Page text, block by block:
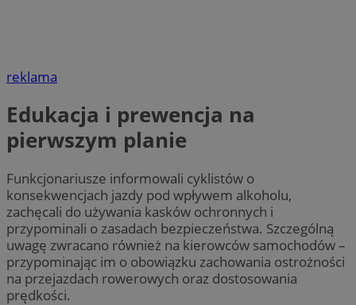
reklama
Edukacja i prewencja na
pierwszym planie
Funkcjonariusze informowali cyklistów o
konsekwencjach jazdy pod wpływem alkoholu,
zachęcali do używania kasków ochronnych i
przypominali o zasadach bezpieczeństwa. Szczególną
uwagę zwracano również na kierowców samochodów –
przypominając im o obowiązku zachowania ostrożności
na przejazdach rowerowych oraz dostosowania
prędkości.